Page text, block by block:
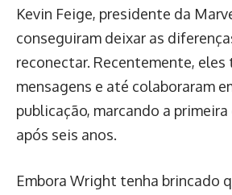
Kevin Feige, presidente da
conseguiram deixar as
reconectar. Recentemente, eles
mensagens e até colaboraram
publicação, marcando a
após seis anos.
Embora Wright tenha brincado